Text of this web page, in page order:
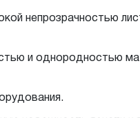
непрозрачностью
и однородностью